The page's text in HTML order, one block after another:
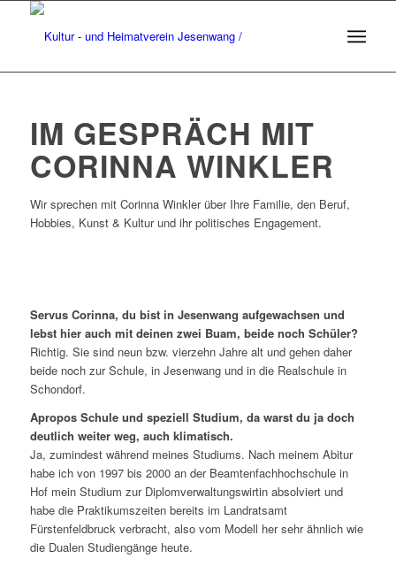
IM GESPRÄCH MIT
CORINNA WINKLER
Wir sprechen mit Corinna Winkler über Ihre Familie, den Beruf,
Hobbies, Kunst & Kultur und ihr politisches Engagement.
Servus Corinna, du bist in Jesenwang aufgewachsen und
lebst hier auch mit deinen zwei Buam, beide noch Schüler?
Richtig. Sie sind neun bzw. vierzehn Jahre alt und gehen daher
beide noch zur Schule, in Jesenwang und in die Realschule in
Schondorf.
Apropos Schule und speziell Studium, da warst du ja doch
deutlich weiter weg, auch klimatisch.
Ja, zumindest während meines Studiums. Nach meinem Abitur
habe ich von 1997 bis 2000 an der Beamtenfachhochschule in
Hof mein Studium zur Diplomverwaltungswirtin absolviert und
habe die Praktikumszeiten bereits im Landratsamt
Fürstenfeldbruck verbracht, also vom Modell her sehr ähnlich wie
die Dualen Studiengänge heute.